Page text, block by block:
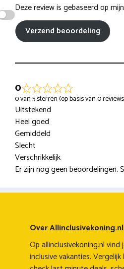
Deze review is gebaseerd op
Verzend beoordeling
0
0 van 5 sterren (op basis van 0
Uitstekend
Heel goed
Gemiddeld
Slecht
Verschrikkelijk
Er zijn nog geen beoordelingen.
Over Allinclusivekoning.nl
Op allinclusivekoning.nl vind
inclusive vakanties.